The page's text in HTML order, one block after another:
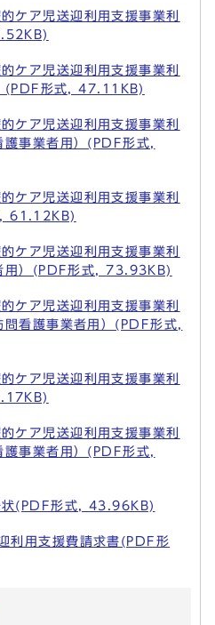
ケア児送迎利用支援事業利
ケア児送迎利用支援事業利
(PDF形式, 47.11KB)
ケア児送迎利用支援事業利
事業者用）(PDF形式,
ケア児送迎利用支援事業利
, 61.12KB)
ケア児送迎利用支援事業利
用）(PDF形式, 73.93KB)
ケア児送迎利用支援事業利
看護事業者用）(PDF形式,
ケア児送迎利用支援事業利
ケア児送迎利用支援事業利
事業者用）(PDF形式,
状(PDF形式, 43.96KB)
利用支援費請求書(PDF形